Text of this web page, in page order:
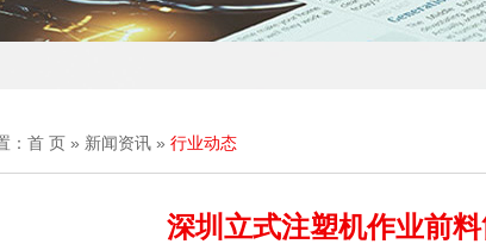
： 首 页 » 新闻资讯 » 行业动态
深圳立式注塑机作业前